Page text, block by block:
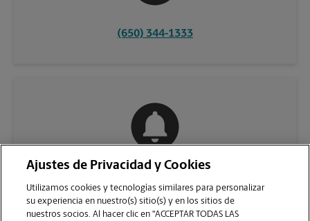
(650) 344-1333
Ajustes de Privacidad y Cookies
Utilizamos cookies y tecnologías similares para personalizar
su experiencia en nuestro(s) sitio(s) y en los sitios de
nuestros socios. Al hacer clic en "ACCEPTAR TODAS LAS